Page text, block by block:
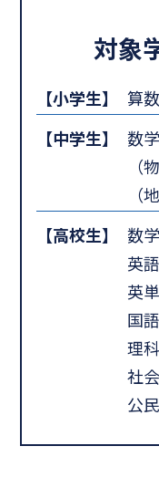
対象
【小学生】
算
【中学生】
数
（
（
【高校生】
数
英
英
国
理
社
公